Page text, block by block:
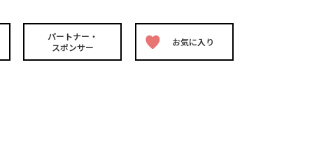
パートナー・
スポンサー
お気に入り